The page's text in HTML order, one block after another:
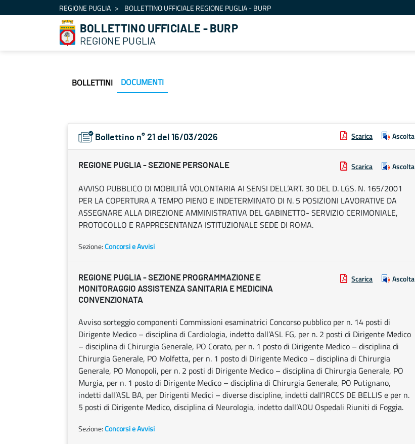
Salta al contenutoREGIONE PUGLIA BOLLETTINO UFFICIALE REGIONE PUGLIA - BURP
BOLLETTINO UFFICIALE - BURP
REGIONE PUGLIA
BOLLETTINI DOCUMENTI
Bollettino n° 21 del 16/03/2026 Scarica Ascolta
REGIONE PUGLIA - SEZIONE PERSONALE Scarica Ascolta
AVVISO PUBBLICO DI MOBILITÀ VOLONTARIA AI SENSI DELL’ART. 30 DEL D. LGS. N. 165/2001
PER LA COPERTURA A TEMPO PIENO E INDETERMINATO DI N. 5 POSIZIONI LAVORATIVE DA
ASSEGNARE ALLA DIREZIONE AMMINISTRATIVA DEL GABINETTO- SERVIZIO CERIMONIALE,
PROTOCOLLO E RAPPRESENTANZA ISTITUZIONALE SEDE DI ROMA.
Sezione:Concorsi e Avvisi
REGIONE PUGLIA - SEZIONE PROGRAMMAZIONE E
MONITORAGGIO ASSISTENZA SANITARIA E MEDICINA
CONVENZIONATA
Scarica Ascolta
Avviso sorteggio componenti Commissioni esaminatrici Concorso pubblico per n. 14 posti di
Dirigente Medico – disciplina di Cardiologia, indetto dall’ASL FG, per n. 2 posti di Dirigente Medico
– disciplina di Chirurgia Generale, PO Corato, per n. 1 posto di Dirigente Medico – disciplina di
Chirurgia Generale, PO Molfetta, per n. 1 posto di Dirigente Medico – disciplina di Chirurgia
Generale, PO Monopoli, per n. 2 posti di Dirigente Medico – disciplina di Chirurgia Generale, PO
Murgia, per n. 1 posto di Dirigente Medico – disciplina di Chirurgia Generale, PO Putignano,
indetti dall’ASL BA, per Dirigenti Medici – diverse discipline, indetti dall’IRCCS DE BELLIS e per n.
5 posti di Dirigente Medico, disciplina di Neurologia, indetto dall’AOU Ospedali Riuniti di Foggia.
Sezione:Concorsi e Avvisi